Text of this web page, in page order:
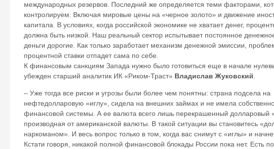
международных резервов. Последний же определяется теми факторами,
контролируем. Включая мировые цены на «черное золото» и движение
капитала. В условиях, когда российской экономике не хватает денег,
должна быть низкой. Наш реальный сектор испытывает постоянное
деньги дорогие. Как только заработает механизм денежной эмиссии,
процентной ставки отпадет сама по себе.
К финансовым санкциям Запада нужно было готовиться еще в начале
убежден старший аналитик ИК «Риком-Траст» Владислав Жуковский
– Уже тогда все риски и угрозы были более чем понятны: страна подсела на
нефтедолларовую «иглу», сидела на внешних займах и не имела
финансовой системы. А ее валюта всего лишь перекрашенный долларовый
производная от американской валюты. В такой ситуации вы становитесь
наркоманом». И весь вопрос только в том, когда вас снимут с «иглы» и
Кстати говоря, никакой полной финансовой блокады России пока нет. Есть